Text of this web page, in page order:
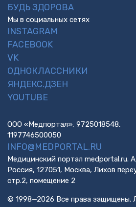
БУДЬ ЗДОРОВА
Мы в социальных сетях
INSTAGRAM
FACEBOOK
VK
ОДНОКЛАССНИКИ
ЯНДЕКС.ДЗЕН
YOUTUBE
ООО «Медпортал», 9725018548,
1197746500050
INFO@MEDPORTAL.RU
Медицинский портал medportal.ru.
Россия, 127051, Москва, Лихов
стр.2, помещение 2
© 1998—2026 Все права защищены.